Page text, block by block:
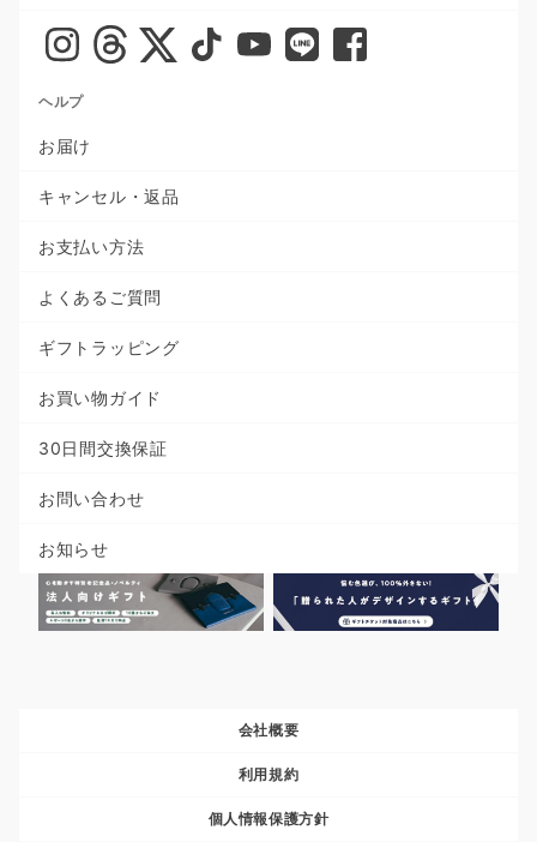
ヘルプ
お届け
キャンセル・返品
お支払い方法
よくあるご質問
ギフトラッピング
お買い物ガイド
30日間交換保証
お問い合わせ
お知らせ
会社概要
利用規約
個人情報保護方針